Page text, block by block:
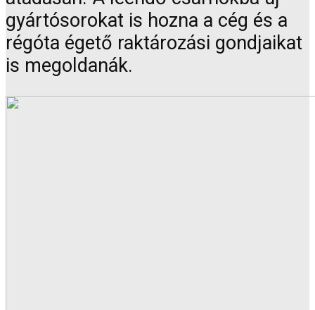
gyártósorokat is hozna a cég és a
régóta égető raktározási gondjaikat
is megoldanák.